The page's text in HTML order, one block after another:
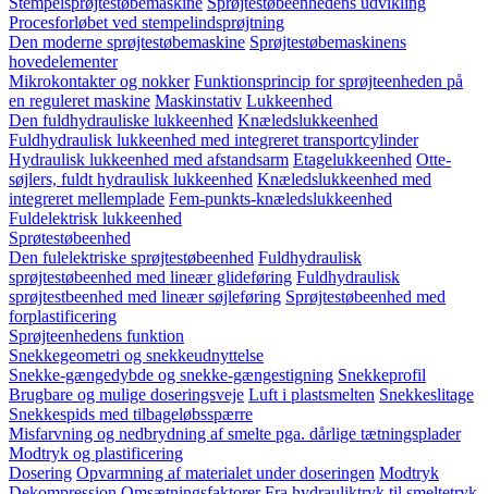
Procesforløbet ved stempelindsprøjtning
Den moderne sprøjtestøbemaskine Sprøjtestøbemaskinens
hovedelementer
Mikrokontakter og nokker Funktionsprincip for sprøjteenheden på
en reguleret maskine Maskinstativ Lukkeenhed
Den fuldhydrauliske lukkeenhed Knæledslukkeenhed
Fuldhydraulisk lukkeenhed med integreret transportcylinder
Hydraulisk lukkeenhed med afstandsarm Etagelukkeenhed Otte-
søjlers, fuldt hydraulisk lukkeenhed Knæledslukkeenhed med
integreret mellemplade Fem-punkts-knæledslukkeenhed
Fuldelektrisk lukkeenhed
Sprøtestøbeenhed
Den fulelektriske sprøjtestøbeenhed Fuldhydraulisk
sprøjtestøbeenhed med lineær glideføring Fuldhydraulisk
sprøjtestbeenhed med lineær søjleføring Sprøjtestøbeenhed med
forplastificering
Sprøjteenhedens funktion
Snekkegeometri og snekkeudnyttelse
Snekke-gængedybde og snekke-gængestigning Snekkeprofil
Brugbare og mulige doseringsveje Luft i plastsmelten Snekkeslitage
Snekkespids med tilbageløbsspærre
Misfarvning og nedbrydning af smelte pga. dårlige tætningsplader
Modtryk og plastificering
Dosering Opvarmning af materialet under doseringen Modtryk